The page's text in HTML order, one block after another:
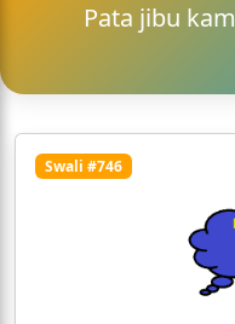
Pata jibu
Swali #746